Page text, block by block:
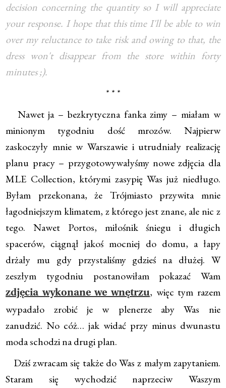
decision concerning the quantity so I will appreciate
your response. I hope that this time I'll be able to win
over my reluctance to take risk and owing to that, the
dress won't disappear from the store within forty
minutes ;).
* * *
Nawet ja – bezkrytyczna fanka zimy – miałam w
minionym tygodniu dość mrozów. Najpierw
zaskoczyły mnie w Warszawie i utrudniały realizację
planu pracy – przygotowywałyśmy nowe zdjęcia dla
MLE Collection, którymi zasypię Was już niedługo.
Byłam przekonana, że Trójmiasto przywita mnie
łagodniejszym klimatem, z którego jest znane, ale nic z
tego. Nawet Portos, miłośnik śniegu i długich
spacerów, ciągnął jakoś mocniej do domu, a łapy
drżały mu gdy przystaliśmy gdzieś na dłużej. W
zeszłym tygodniu postanowiłam pokazać Wam
zdjęcia wykonane we wnętrzu, więc tym razem
wypadało zrobić je w plenerze aby Was nie
zanudzić. No cóż… jak widać przy minus dwunastu
moda schodzi na drugi plan.
Dziś zwracam się także do Was z małym zapytaniem.
Staram się wychodzić naprzeciw Waszym